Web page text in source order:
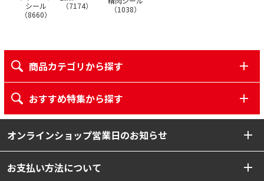
シール
（8660）
（7174）
（1038）
商品カテゴリから探す
おすすめ特集から探す
オンラインショップ営業日のお知らせ
お支払い方法について